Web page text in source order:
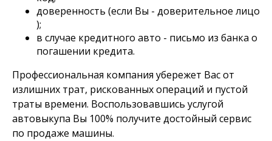
доверенность (если Вы - доверительное лицо
);
в случае кредитного авто - письмо из банка о
погашении кредита.
Профессиональная компания убережет Вас от
излишних трат, рискованных операций и пустой
траты времени. Воспользовавшись услугой
автовыкупа Вы 100% получите достойный сервис
по продаже машины.